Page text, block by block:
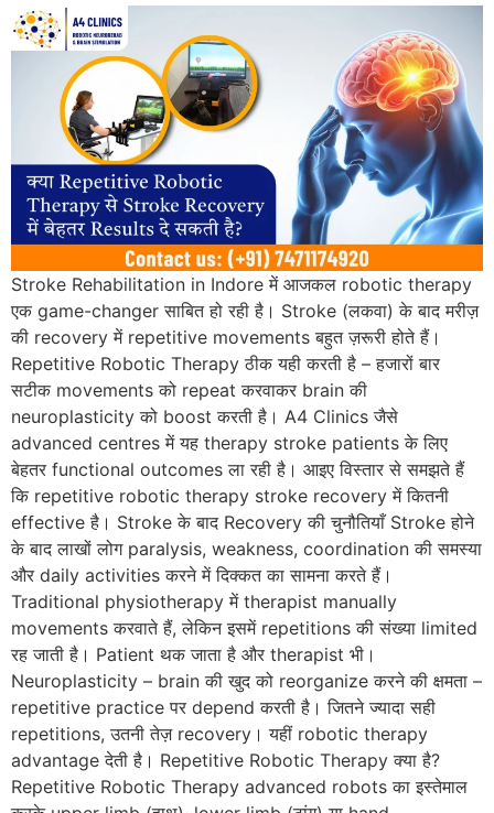
Stroke Rehabilitation in Indore में आजकल robotic therapy
एक game-changer साबित हो रही है। Stroke (लकवा) के बाद मरीज़
की recovery में repetitive movements बहुत ज़रूरी होते हैं।
Repetitive Robotic Therapy ठीक यही करती है – हजारों बार
सटीक movements को repeat करवाकर brain की
neuroplasticity को boost करती है। A4 Clinics जैसे
advanced centres में यह therapy stroke patients के लिए
बेहतर functional outcomes ला रही है। आइए विस्तार से समझते हैं
कि repetitive robotic therapy stroke recovery में कितनी
effective है। Stroke के बाद Recovery की चुनौतियाँ Stroke होने
के बाद लाखों लोग paralysis, weakness, coordination की समस्या
और daily activities करने में दिक्कत का सामना करते हैं।
Traditional physiotherapy में therapist manually
movements करवाते हैं, लेकिन इसमें repetitions की संख्या limited
रह जाती है। Patient थक जाता है और therapist भी।
Neuroplasticity – brain की खुद को reorganize करने की क्षमता –
repetitive practice पर depend करती है। जितने ज्यादा सही
repetitions, उतनी तेज़ recovery। यहीं robotic therapy
advantage देती है। Repetitive Robotic Therapy क्या है?
Repetitive Robotic Therapy advanced robots का इस्तेमाल